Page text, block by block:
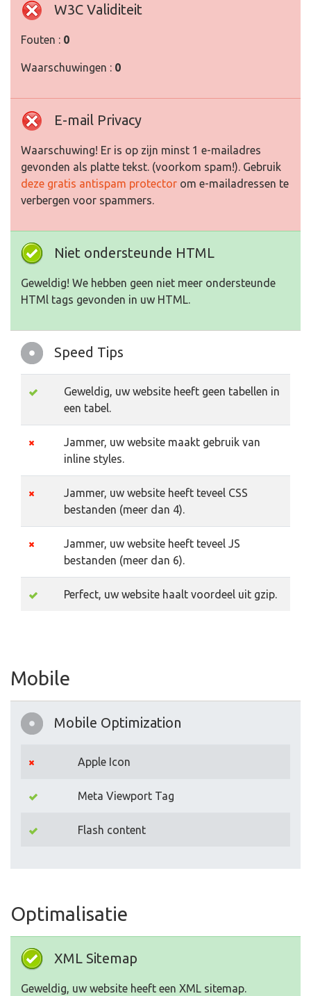
W3C Validiteit
Fouten : 0
Waarschuwingen : 0
E-mail Privacy
Waarschuwing! Er is op zijn minst 1 e-mailadres
gevonden als platte tekst. (voorkom spam!). Gebruik
deze gratis antispam protector om e-mailadressen te
verbergen voor spammers.
Niet ondersteunde HTML
Geweldig! We hebben geen niet meer ondersteunde
HTMl tags gevonden in uw HTML.
Speed Tips
Geweldig, uw website heeft geen tabellen in
een tabel.
Jammer, uw website maakt gebruik van
inline styles.
Jammer, uw website heeft teveel CSS
bestanden (meer dan 4).
Jammer, uw website heeft teveel JS
bestanden (meer dan 6).
Perfect, uw website haalt voordeel uit gzip.
Mobile
Mobile Optimization
Apple Icon
Meta Viewport Tag
Flash content
Optimalisatie
XML Sitemap
Geweldig, uw website heeft een XML sitemap.